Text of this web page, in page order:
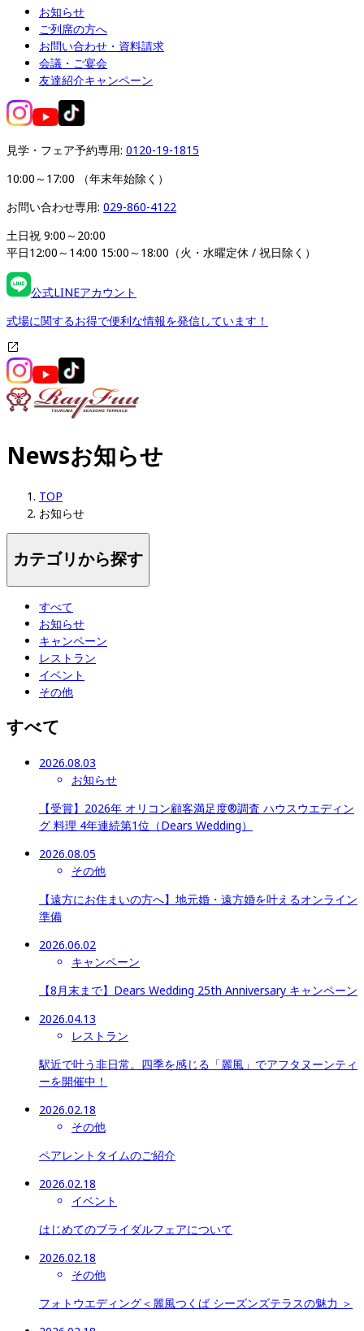
お知らせ
ご列席の方へ
お問い合わせ・資料請求
会議・ご宴会
友達紹介キャンペーン
見学・フェア予約専用: 0120-19-1815
10:00～17:00 （年末年始除く）
お問い合わせ専用: 029-860-4122
土日祝 9:00～20:00
平日12:00～14:00 15:00～18:00（火・水曜定休 / 祝日除く）
公式LINEアカウント
式場に関するお得で便利な情報を発信しています！
Newsお知らせ
TOP
お知らせ
カテゴリから探す
すべて
お知らせ
キャンペーン
レストラン
イベント
その他
すべて
2026.08.03
お知らせ
【受賞】2026年 オリコン顧客満足度®調査 ハウスウエディン
グ 料理 4年連続第1位（Dears Wedding）
2026.08.05
その他
【遠方にお住まいの方へ】地元婚・遠方婚を叶えるオンライン
準備
2026.06.02
キャンペーン
【8月末まで】Dears Wedding 25th Anniversary キャンペーン
2026.04.13
レストラン
駅近で叶う非日常。四季を感じる「麗風」でアフタヌーンティ
ーを開催中！
2026.02.18
その他
ペアレントタイムのご紹介
2026.02.18
イベント
はじめてのブライダルフェアについて
2026.02.18
その他
フォトウエディング＜麗風つくば シーズンズテラスの魅力 ＞